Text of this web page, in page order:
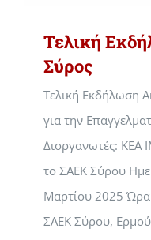
Τελική
Σύρος
Τελική Εκδήλωση
για την
Διοργανωτές: ΚΕΑ
το ΣΑΕΚ Σύρου
Μαρτίου 2025
ΣΑΕΚ Σύρου,